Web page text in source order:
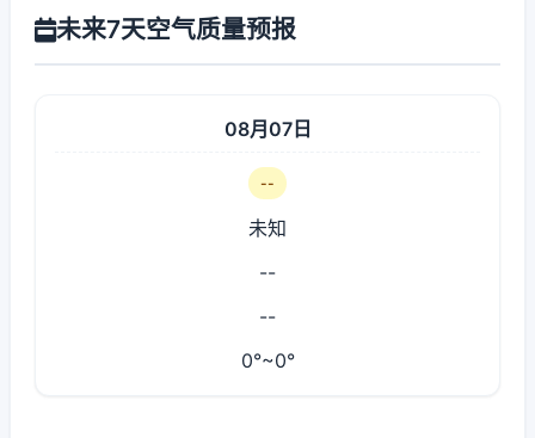
未来7天空气质量预报
08月07日
--
未知
--
--
0°~0°